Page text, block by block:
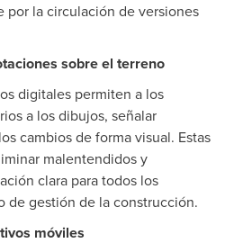
por la circulación de versiones
sobre el terreno
digitales permiten a los
a los dibujos, señalar
cambios de forma visual. Estas
malentendidos y
clara para todos los
de gestión de la construcción.
móviles